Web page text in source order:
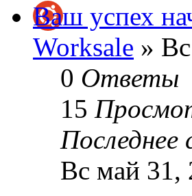
Ваш успех
Worksale »
0 Ответы
15
Вс май 31,